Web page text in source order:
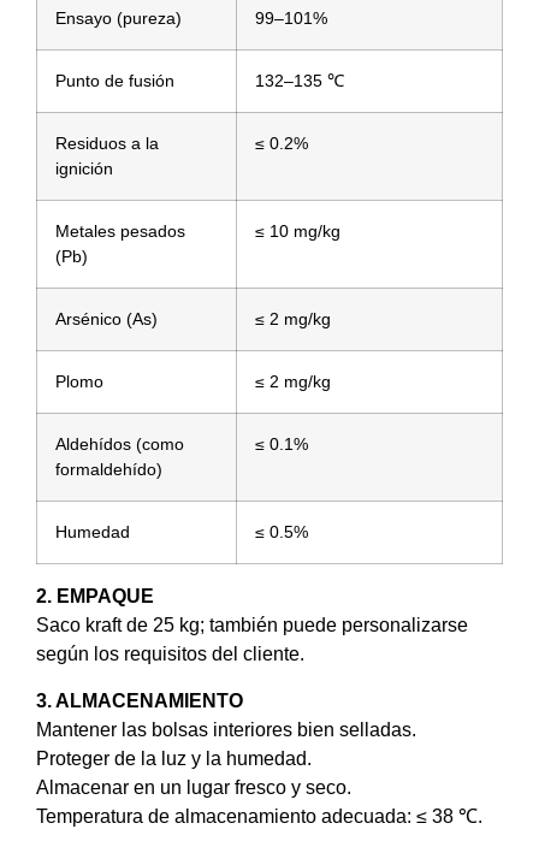
Ensayo (pureza) 99–101%
Punto de fusión 132–135 ℃
Residuos a la
ignición
≤ 0.2%
Metales pesados
(Pb)
≤ 10 mg/kg
Arsénico (As) ≤ 2 mg/kg
Plomo ≤ 2 mg/kg
Aldehídos (como
formaldehído)
≤ 0.1%
Humedad ≤ 0.5%
2. EMPAQUE
Saco kraft de 25 kg; también puede personalizarse
según los requisitos del cliente.
3. ALMACENAMIENTO
Mantener las bolsas interiores bien selladas.
Proteger de la luz y la humedad.
Almacenar en un lugar fresco y seco.
Temperatura de almacenamiento adecuada: ≤ 38 ℃.